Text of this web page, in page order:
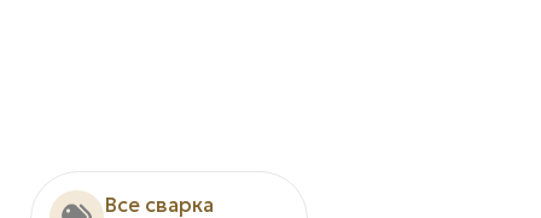
Все сварка